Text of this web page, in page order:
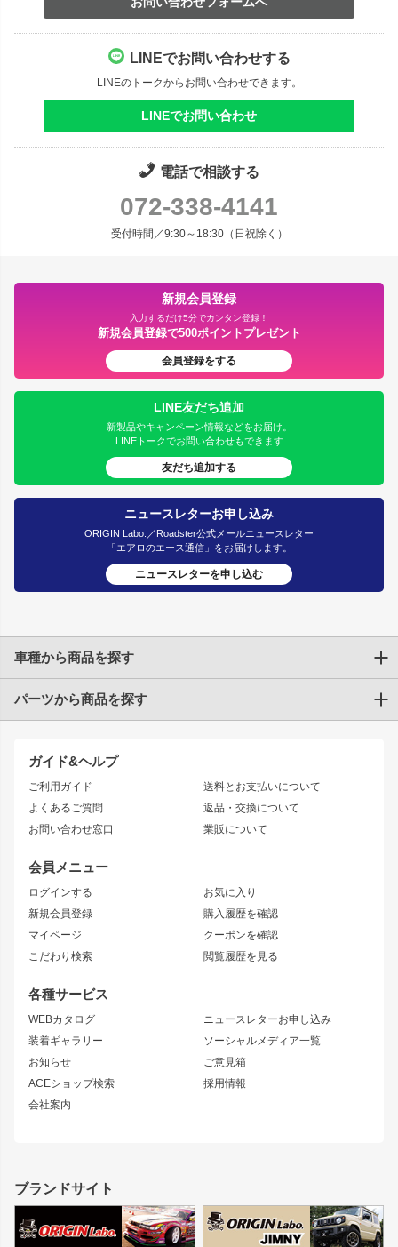
LINEでお問い合わせする
LINEのトークからお問い合わせできます。
LINEでお問い合わせ
電話で相談する
072-338-4141
受付時間／9:30～18:30（日祝除く）
新規会員登録
入力するだけ5分でカンタン登録！
新規会員登録で500ポイントプレゼント
会員登録をする
LINE友だち追加
新製品やキャンペーン情報などをお届け。
LINEトークでお問い合わせもできます
友だち追加する
ニュースレターお申し込み
ORIGIN Labo.／Roadster公式メールニュースレター
「エアロのエース通信」をお届けします。
ニュースレターを申し込む
ガイド&ヘルプ
ご利用ガイド
よくあるご質問
お問い合わせ窓口
送料とお支払いについて
返品・交換について
業販について
会員メニュー
ログインする
新規会員登録
マイページ
こだわり検索
お気に入り
購入履歴を確認
クーポンを確認
閲覧履歴を見る
各種サービス
WEBカタログ
装着ギャラリー
お知らせ
ACEショップ検索
会社案内
ニュースレターお申し込み
ソーシャルメディア一覧
ご意見箱
採用情報
車種から商品を探す
トヨタ
JZX90 CHASER
JZX110 MARK II
JZX100 MARK II
JZX90 MARK II
トレノ
マークX
アリスト
ソアラ
アルテッツァ
ニッサン
S15 シルビア
S14 シルビア 後期
S13 シルビア
180SX
シルエイティ
ワンビア
ローレル
セフィーロ
キャラバン
スズキ
GS350
SC
スバル 三菱
パーツから商品を探す
エアロシリーズ
ドリフトライン
風神
雷神
レーシングライン
アタックライン
ストリームライン
リアウイング
ジムニーパーツ
ホイール
MUD-S7
MUD-SR7
まつど家 鉄漢
ボンネット
フェンダー
サイドパーツ
リアゲート
メンテナンスパーツ
ブランドサイト